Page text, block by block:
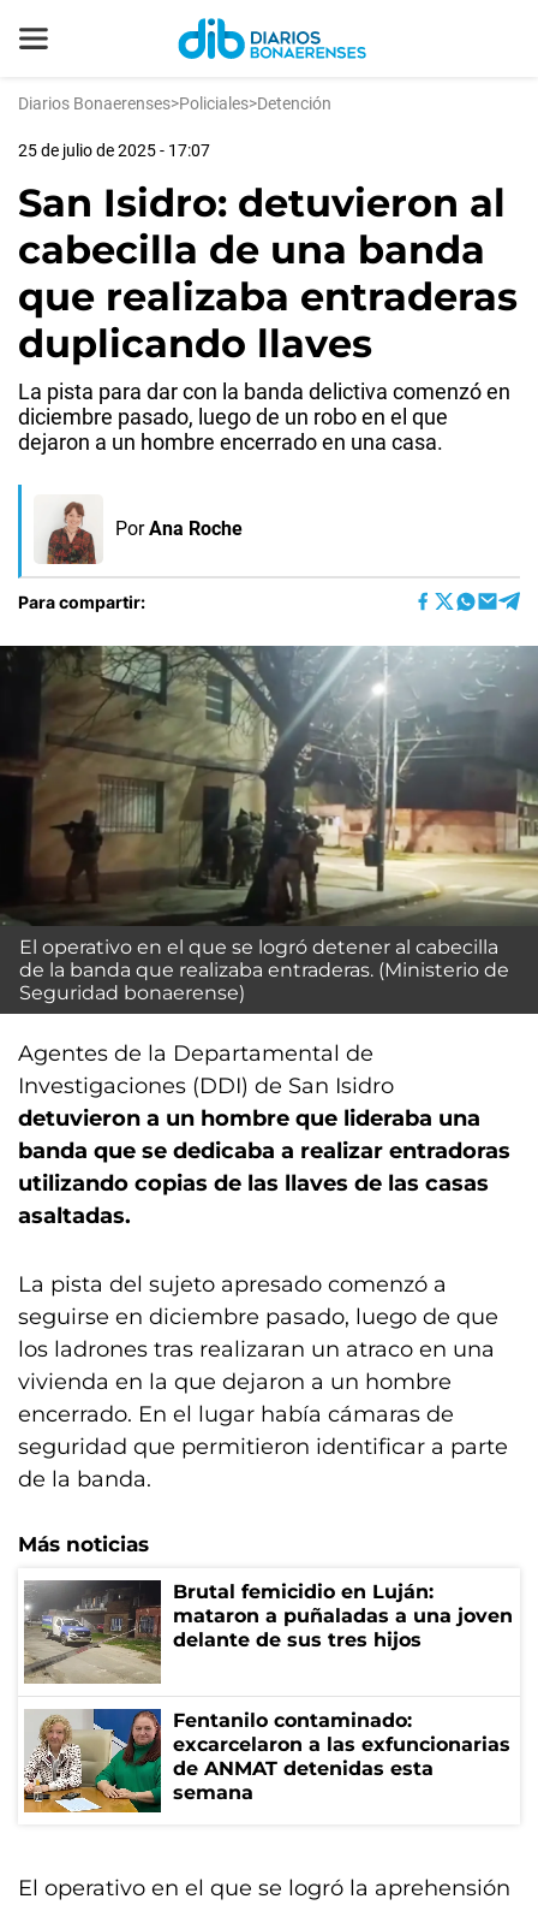
Diarios Bonaerenses>Policiales>Detención
25 de julio de 2025 - 17:07
San Isidro: detuvieron al
cabecilla de una banda
que realizaba entraderas
duplicando llaves
La pista para dar con la banda delictiva comenzó en
diciembre pasado, luego de un robo en el que
dejaron a un hombre encerrado en una casa.
Por Ana Roche
Para compartir:
El operativo en el que se logró detener al cabecilla
de la banda que realizaba entraderas. (Ministerio de
Seguridad bonaerense)
Agentes de la Departamental de
Investigaciones (DDI) de San Isidro
detuvieron a un hombre que lideraba una
banda que se dedicaba a realizar entradoras
utilizando copias de las llaves de las casas
asaltadas.
La pista del sujeto apresado comenzó a
seguirse en diciembre pasado, luego de que
los ladrones tras realizaran un atraco en una
vivienda en la que dejaron a un hombre
encerrado. En el lugar había cámaras de
seguridad que permitieron identificar a parte
de la banda.
Más noticias
Brutal femicidio en Luján:
mataron a puñaladas a una joven
delante de sus tres hijos
Fentanilo contaminado:
excarcelaron a las exfuncionarias
de ANMAT detenidas esta
semana
El operativo en el que se logró la aprehensión